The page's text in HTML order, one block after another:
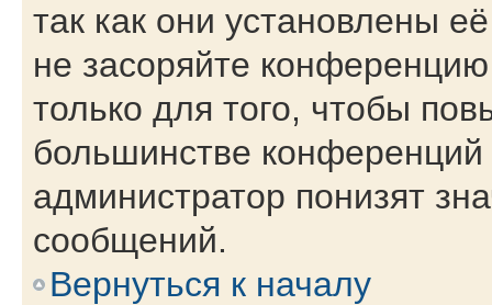
так как они установлены
не засоряйте
только для того, чтобы
большинстве
администратор понизят
сообщений.
Вернуться к началу